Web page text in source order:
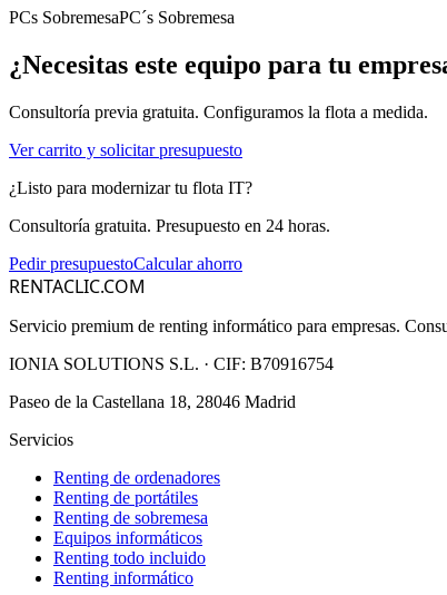
PCs SobremesaPC´s Sobremesa
¿Necesitas este equipo para tu
Consultoría previa gratuita. Configuramos la flota a medida.
Ver carrito y solicitar presupuesto
¿Listo para modernizar tu flota IT?
Consultoría gratuita. Presupuesto en 24 horas.
Pedir presupuestoCalcular ahorro
RENTACLIC.COM
Servicio premium de renting informático para empresas.
IONIA SOLUTIONS S.L. · CIF: B70916754
Paseo de la Castellana 18, 28046 Madrid
Servicios
Renting de ordenadores
Renting de portátiles
Renting de sobremesa
Equipos informáticos
Renting todo incluido
Renting informático